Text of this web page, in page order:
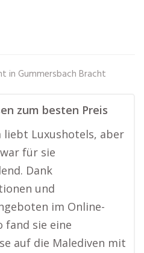
in Gummersbach Bracht
zum besten Preis
liebt Luxushotels, aber
für sie
Dank
und
im Online-
fand sie eine
auf die Malediven mit